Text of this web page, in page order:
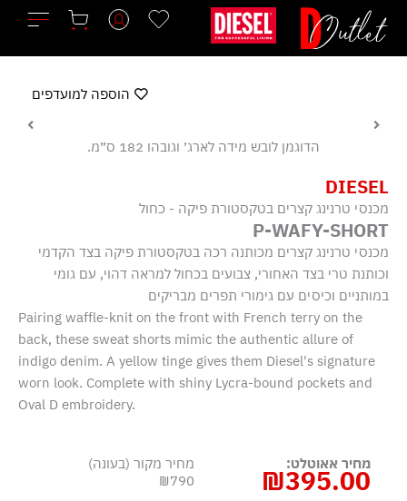
לתוכן
DIESEL
מכנסי טרנינג קצרים בטקסטורת פיקה - כחול
P-WAFY-SHORT
מכנסי טרנינג קצרים מכותנה רכה בטקסטורת פיקה בצד הקדמי
וכותנת טרי בצד האחורי, צבועים בכחול למראה דהוי, עם גומי
במותניים וכיסים עם גימורי תפרים מבריקים
Pairing waffle-knit on the front with French terry on the
back, these sweat shorts mimic the authentic allure of
indigo denim. A yellow tinge gives them Diesel's signature
worn look. Complete with shiny Lycra-bound pockets and
Oval D embroidery.
מחיר אאוטלט:
₪395.00
מחיר מקור (בעונה)
₪790
הוספה למועדפים
הדוגמן לובש מידה לארג׳ וגובהו 182 ס״מ.